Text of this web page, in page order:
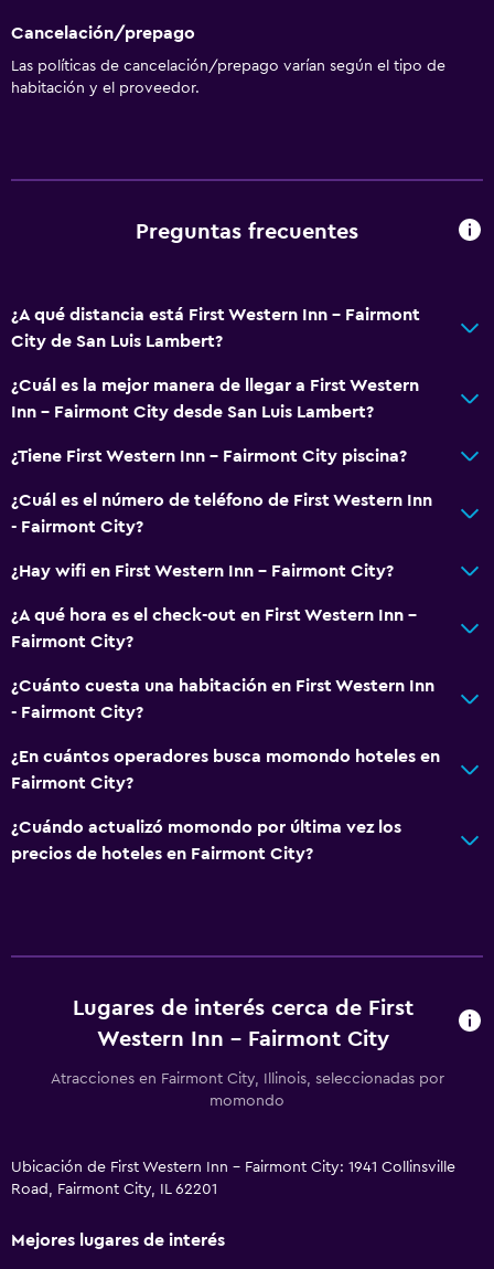
Cancelación/prepago
Las políticas de cancelación/prepago varían según el tipo de
habitación y el proveedor.
Preguntas frecuentes
¿A qué distancia está First Western Inn - Fairmont
City de San Luis Lambert?
¿Cuál es la mejor manera de llegar a First Western
Inn - Fairmont City desde San Luis Lambert?
¿Tiene First Western Inn - Fairmont City piscina?
¿Cuál es el número de teléfono de First Western Inn
- Fairmont City?
¿Hay wifi en First Western Inn - Fairmont City?
¿A qué hora es el check-out en First Western Inn -
Fairmont City?
¿Cuánto cuesta una habitación en First Western Inn
- Fairmont City?
¿En cuántos operadores busca momondo hoteles en
Fairmont City?
¿Cuándo actualizó momondo por última vez los
precios de hoteles en Fairmont City?
Lugares de interés cerca de First
Western Inn - Fairmont City
Atracciones en Fairmont City, Illinois, seleccionadas por
momondo
Ubicación de First Western Inn - Fairmont City: 1941 Collinsville
Road, Fairmont City, IL 62201
Mejores lugares de interés